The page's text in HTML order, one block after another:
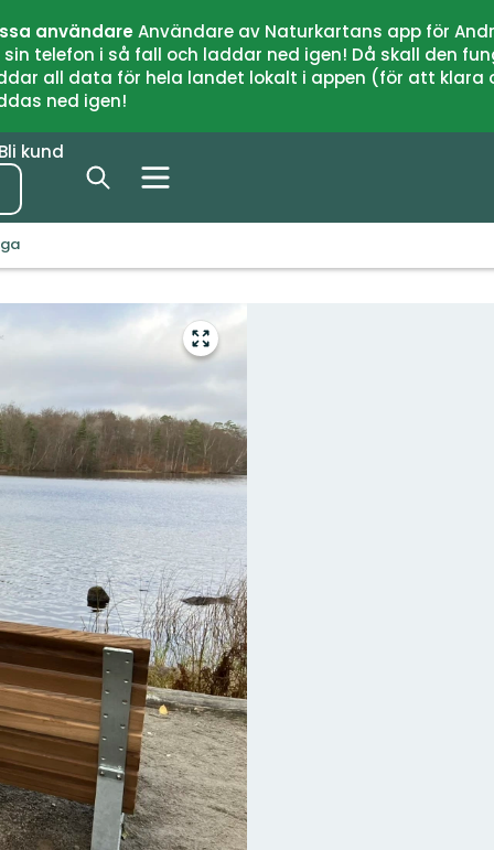
användareAnvändare av Naturkartans app för
telefon i så fall och laddar ned igen! Då skall den
all data för hela landet lokalt i appen (för att
ned igen!
Bli kund
Gå
till